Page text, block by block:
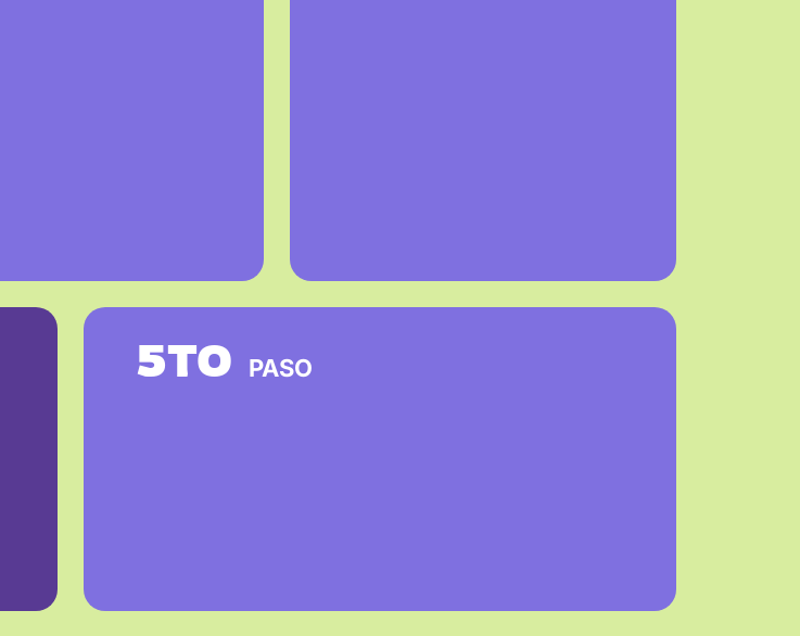
5TO PASO